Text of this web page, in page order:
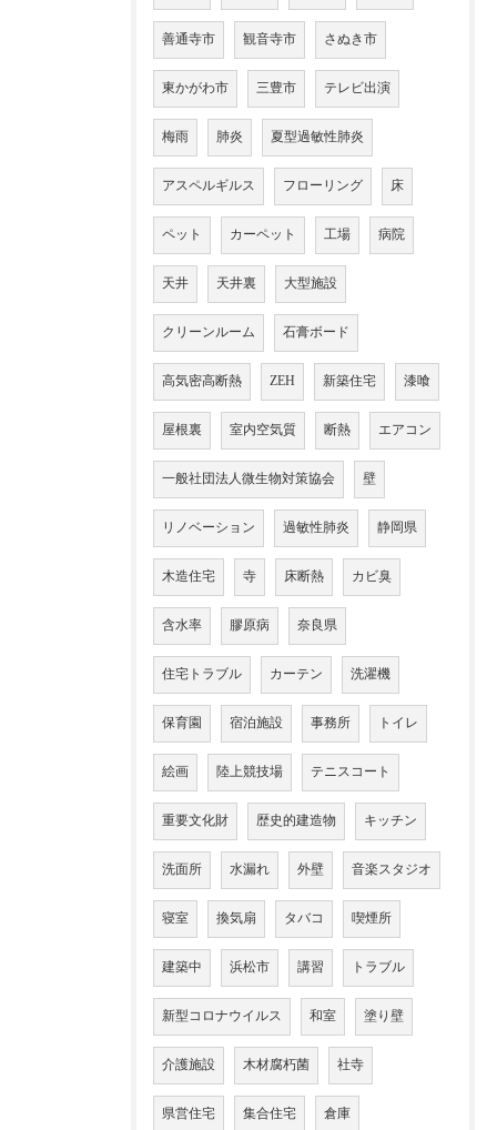
善通寺市 観音寺市 さぬき市
東かがわ市 三豊市 テレビ出演
梅雨 肺炎 夏型過敏性肺炎
アスペルギルス フローリング 床
ペット カーペット 工場 病院
天井 天井裏 大型施設
クリーンルーム 石膏ボード
高気密高断熱 ZEH 新築住宅 漆喰
屋根裏 室内空気質 断熱 エアコン
一般社団法人微生物対策協会 壁
リノベーション 過敏性肺炎 静岡県
木造住宅 寺 床断熱 カビ臭
含水率 膠原病 奈良県
住宅トラブル カーテン 洗濯機
保育園 宿泊施設 事務所 トイレ
絵画 陸上競技場 テニスコート
重要文化財 歴史的建造物 キッチン
洗面所 水漏れ 外壁 音楽スタジオ
寝室 換気扇 タバコ 喫煙所
建築中 浜松市 講習 トラブル
新型コロナウイルス 和室 塗り壁
介護施設 木材腐朽菌 社寺
県営住宅 集合住宅 倉庫